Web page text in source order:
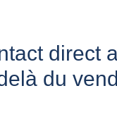
direct
du